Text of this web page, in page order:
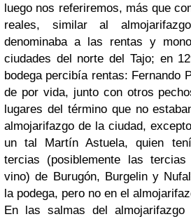
luego nos referiremos, más que
reales, similar al
denominaba a las rentas y
ciudades del norte del Tajo; en
bodega percibía rentas: Fernando
de por vida, junto con otros
lugares del término que no
almojarifazgo de la ciudad,
un tal Martín Astuela, quien
tercias (posiblemente las
vino) de Burugón, Burgelin y
la podega, pero no en el
En las salmas del almojarifazgo